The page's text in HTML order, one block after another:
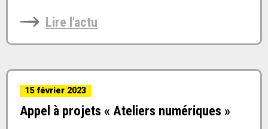
Lire l'actu
15 février 2023
Appel à projets « Ateliers numériques »